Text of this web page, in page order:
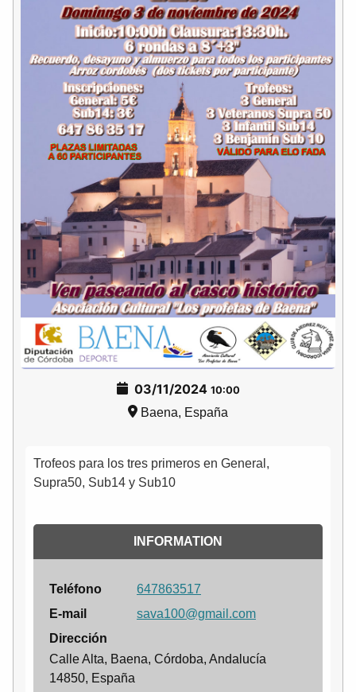
03/11/2024 10:00
Baena, España
Trofeos para los tres primeros en General,
Supra50, Sub14 y Sub10
INFORMATION
Teléfono
647863517
E-mail
sava100@gmail.com
Dirección
Calle Alta, Baena, Córdoba, Andalucía
14850, España